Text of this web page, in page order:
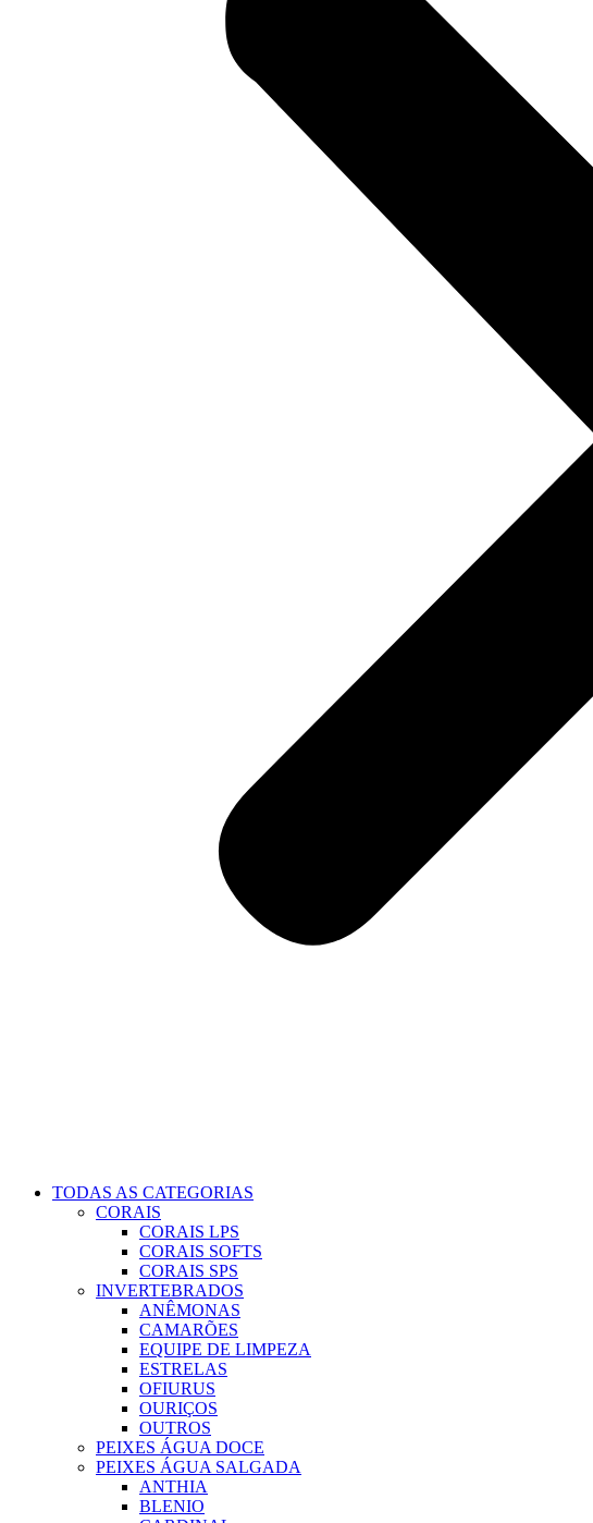
TODAS AS CATEGORIAS
CORAIS
CORAIS LPS
CORAIS SOFTS
CORAIS SPS
INVERTEBRADOS
ANÊMONAS
CAMARÕES
EQUIPE DE LIMPEZA
ESTRELAS
OFIURUS
OURIÇOS
OUTROS
PEIXES ÁGUA DOCE
PEIXES ÁGUA SALGADA
ANTHIA
BLENIO